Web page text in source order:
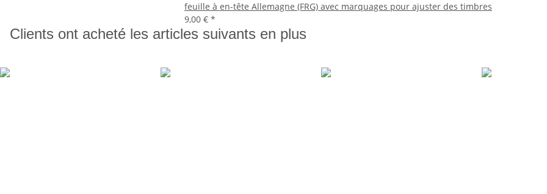
feuille à en-tête Allemagne (FRG) avec marquages pour ajuster des timbres
9,00 € *
Clients ont acheté les articles suivants en plus